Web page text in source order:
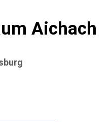
Aichach